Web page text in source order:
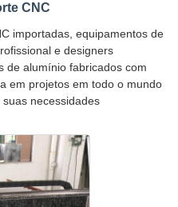
CNC
importadas, equipamentos de
e designers
de alumínio fabricados com
em projetos em todo o mundo
necessidades